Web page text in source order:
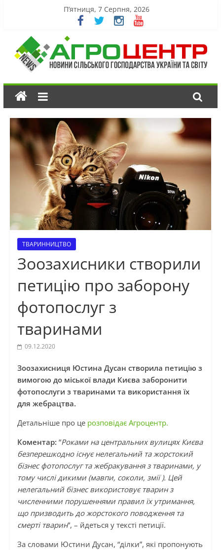
П’ятниця, 7 Серпня, 2026
ТВАРИННИЦТВО
Зоозахисники створили
петицію про заборону
фотопослуг з
тваринами
09.12.2020
Зоозахисниця Юстина Дусан створила петицію з
вимогою до міської влади Києва заборонити
фотопослуги з тваринами та використання їх
для жебрацтва.
Детальніше про це розповідає Агроцентр.
Коментар: “Роками на центральних вулицях Києва
безперешкодно існує нелегальний та жорстокий
бізнес фотопослуг та жебракування з тваринами, у
тому числі дикими (мавпи, соколи, змії ). Цей
нелегальний бізнес використовує тварин з
численними порушеннями правил їх утримання,
що призводить до жорстокого поводження та
смерті тварин“, – йдеться у тексті петиції.
За словами Юстини Дусан, “ділки”, які пропонують